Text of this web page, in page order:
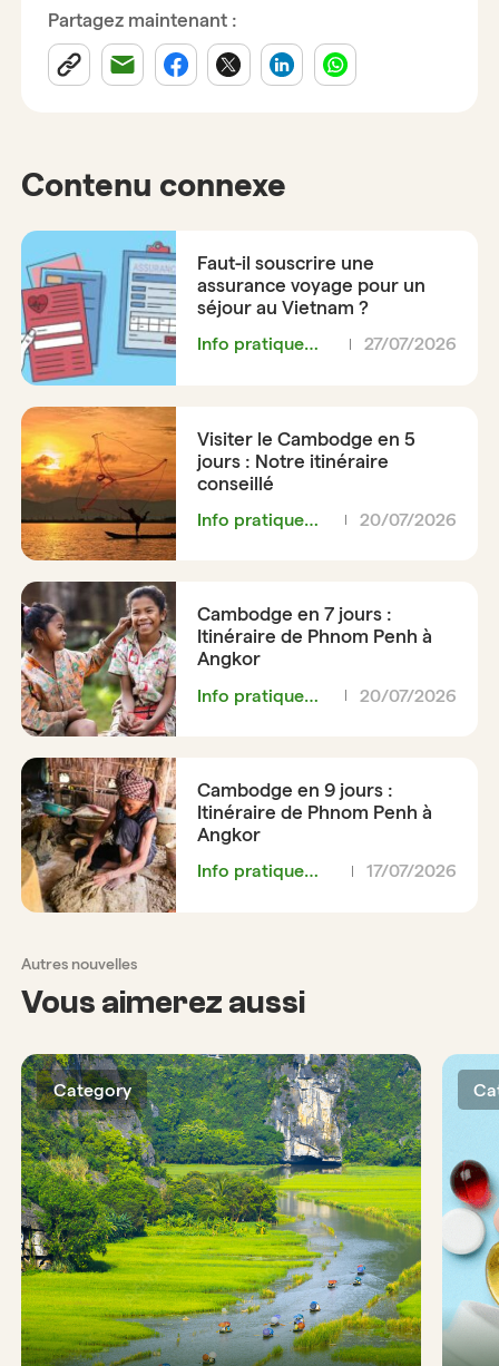
Partagez maintenant :
Contenu connexe
Faut-il souscrire une
assurance voyage pour un
séjour au Vietnam ?
Info pratique
27/07/2026
Visiter le Cambodge en 5
jours : Notre itinéraire
conseillé
Info pratique
20/07/2026
Cambodge en 7 jours :
Itinéraire de Phnom Penh à
Angkor
Info pratique
20/07/2026
Cambodge en 9 jours :
Itinéraire de Phnom Penh à
Angkor
Info pratique
17/07/2026
Autres nouvelles
Vous aimerez aussi
Category